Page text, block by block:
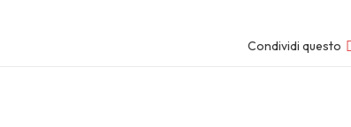
Condividi questo